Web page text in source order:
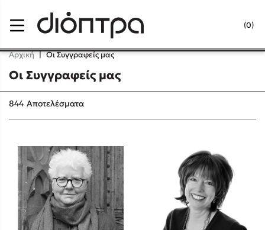
(0)
Κλείσιμο
Δημοφιλή Βιβλία
Lidia Branković
Το ξενοδοχείο των συναισθημάτων
Αρχική | Οι Συγγραφείς μας
Οι Συγγραφείς μας
844 Αποτελέσματα